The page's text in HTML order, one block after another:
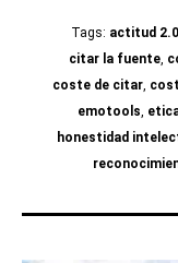
Tags: actitud 2.0
citar la fuente
coste de citar
emotools
honestidad